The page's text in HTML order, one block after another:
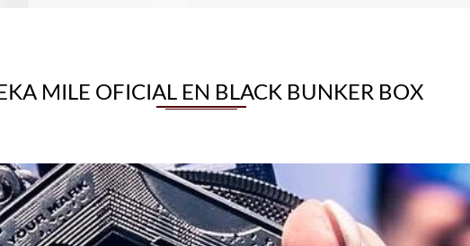
MILE OFICIAL EN BLACK BUNKER BOX